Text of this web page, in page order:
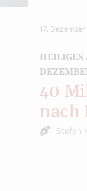
17.
HEILIGES
40
nach
Stefan